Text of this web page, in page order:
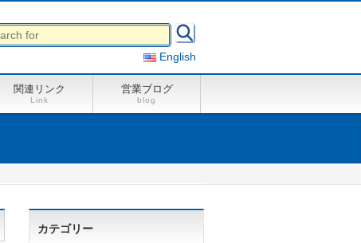
English
関連リンク
Link
営業ブログ
blog
カテゴリー